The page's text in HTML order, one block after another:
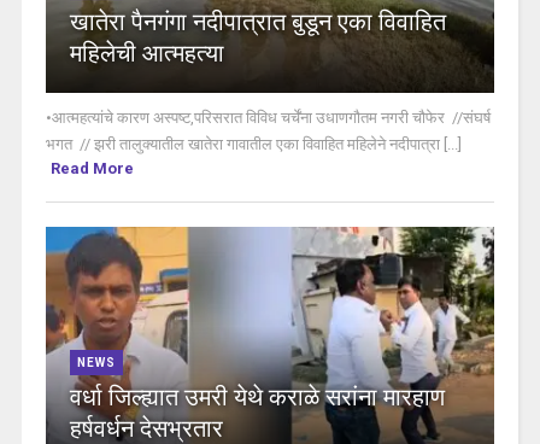
खातेरा पैनगंगा नदीपात्रात बुडून एका विवाहित
महिलेची आत्महत्या
•आत्महत्यांचे कारण अस्पष्ट,परिसरात विविध चर्चेंना उधाणगौतम नगरी चौफेर //संघर्ष
भगत // झरी तालुक्यातील खातेरा गावातील एका विवाहित महिलेने नदीपात्रा [...]
Read More
NEWS
वर्धा जिल्ह्यात उमरी येथे कराळे सरांना मारहाण
हर्षवर्धन देसभ्रतार